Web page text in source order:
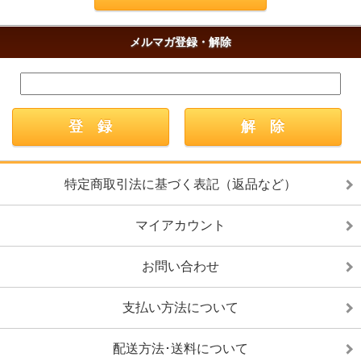
メルマガ登録・解除
特定商取引法に基づく表記（返品など）
マイアカウント
お問い合わせ
支払い方法について
配送方法･送料について